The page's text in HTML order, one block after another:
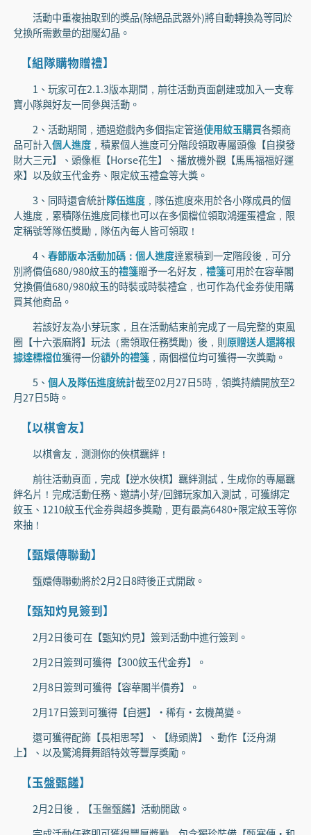
活動中重複抽取到的獎品(除絕品武器外)將自動轉換為等同於
兌換所需數量的甜魘幻晶。
【組隊購物贈禮】
1、玩家可在2.1.3版本期間，前往活動頁面創建或加入一支奪
寶小隊與好友一同參與活動。
2、活動期間，通過遊戲內多個指定管道使用紋玉購買各類商
品可計入個人進度，積累個人進度可分階段領取專屬頭像【自摸發
財大三元】、頭像框【Horse花生】、播放機外觀【馬馬福福好運
來】以及紋玉代金券、限定紋玉禮盒等大獎。
3、同時還會統計隊伍進度，隊伍進度來用於各小隊成員的個
人進度，累積隊伍進度同樣也可以在多個檔位領取鴻運蛋禮盒，限
定稱號等隊伍獎勵，隊伍內每人皆可領取！
4、 春節版本活動加碼：個人進度達累積到一定階段後，可分
別將價值680/980紋玉的禮箋贈予一名好友， 禮箋可用於在容華閣
兌換價值680/980紋玉的時裝或時裝禮盒，也可作為代金券使用購
買其他商品。
若該好友為小芽玩家，且在活動結束前完成了一局完整的東風
圈【十六張麻將】玩法（需領取任務獎勵）後，則原贈送人還將根
據達標檔位獲得一份額外的禮箋，兩個檔位均可獲得一次獎勵。
5、 個人及隊伍進度統計截至02月27日5時，領獎持續開放至2
月27日5時。
【以棋會友】
以棋會友，測測你的俠棋羈絆！
前往活動頁面，完成【逆水俠棋】羈絆測試，生成你的專屬羈
絆名片！完成活動任務、邀請小芽/回歸玩家加入測試，可獲綁定
紋玉、1210紋玉代金券與超多獎勵，更有最高6480+限定紋玉等你
來抽！
【甄嬛傳聯動】
甄嬛傳聯動將於2月2日8時後正式開啟。
【甄知灼見簽到】
2月2日後可在【甄知灼見】簽到活動中進行簽到。
2月2日簽到可獲得【300紋玉代金券】。
2月8日簽到可獲得【容華閣半價券】。
2月17日簽到可獲得【自選】·稀有·玄機萬變。
還可獲得配飾【長相思琴】、【綠頭牌】、動作【泛舟湖
上】、以及驚鴻舞舞蹈特效等豐厚獎勵。
【玉盤甄饈】
2月2日後，【玉盤甄饈】活動開啟。